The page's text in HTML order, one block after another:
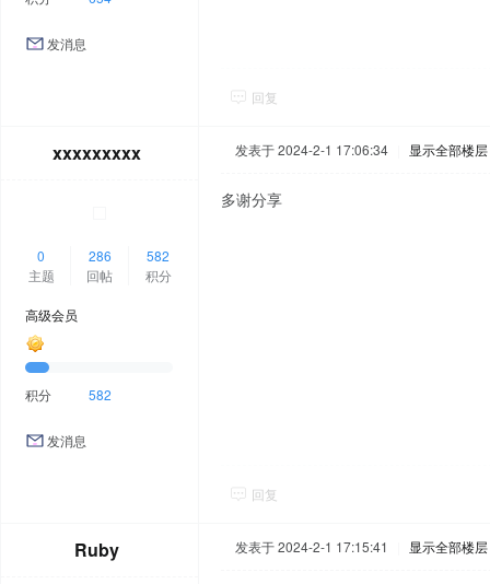
发消息
回复
xxxxxxxxx
0
主题
286
回帖
582
积分
高级会员
积分 582
发消息
发表于 2024-2-1 17:06:34 显示全部楼层
多谢分享
回复
Ruby 发表于 2024-2-1 17:15:41 显示全部楼层